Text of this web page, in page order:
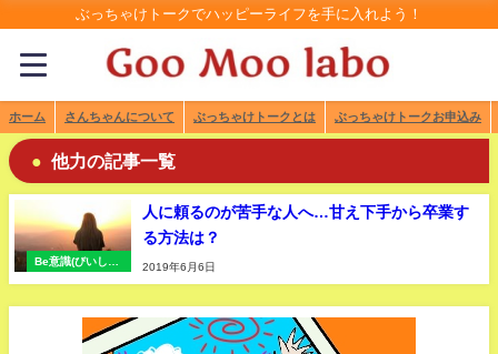
ぶっちゃけトークでハッピーライフを手に入れよう！
ホーム さんちゃんについて ぶっちゃけトークとは ぶっちゃけトークお申込み
他力の記事一覧
Be意識(びいしき)
人に頼るのが苦手な人へ…甘え下手から卒業す
る方法は？
2019年6月6日